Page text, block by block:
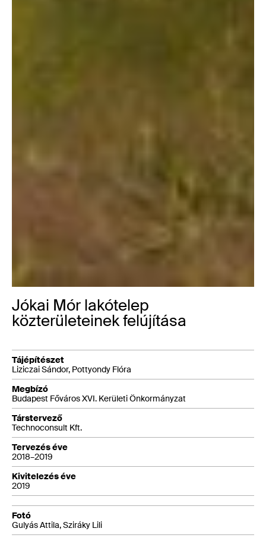
Jókai Mór lakótelep
közterületeinek felújítása
Tájépítészet
Liziczai Sándor, Pottyondy Flóra
Megbízó
Budapest Főváros XVI. Kerületi Önkormányzat
Társtervező
Technoconsult Kft.
Tervezés éve
2018–2019
Kivitelezés éve
2019
Fotó
Gulyás Attila, Sziráky Lili